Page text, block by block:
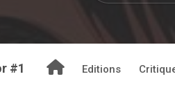
#1 Editions